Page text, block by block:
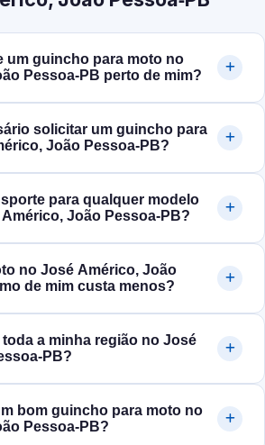
um guincho para moto no
Pessoa‑PB perto de mim?
solicitar um guincho para
João Pessoa‑PB?
para qualquer modelo
João Pessoa‑PB?
no José Américo, João
de mim custa menos?
a minha região no José
bom guincho para moto no
Pessoa‑PB?